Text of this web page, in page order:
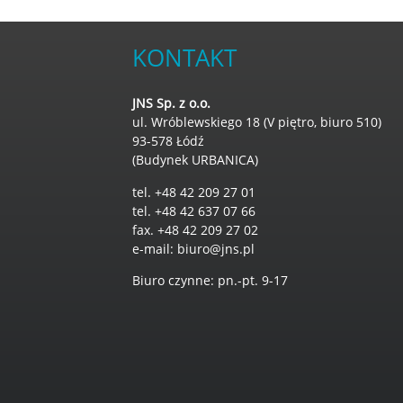
KONTAKT
JNS Sp. z o.o.
ul. Wróblewskiego 18 (V piętro, biuro 510)
93-578 Łódź
(Budynek URBANICA)
tel. +48 42 209 27 01
tel. +48 42 637 07 66
fax. +48 42 209 27 02
e-mail: biuro@jns.pl
Biuro czynne: pn.-pt. 9-17